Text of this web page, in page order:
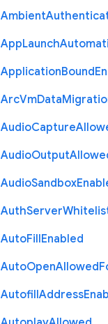
Ambient
AppLaunch
ApplicationBound
ArcVmData
AudioCapture
AudioOutput
AudioSandbox
AuthServer
AutoFillEnabled
AutoOpenAllowed
AutofillAddress